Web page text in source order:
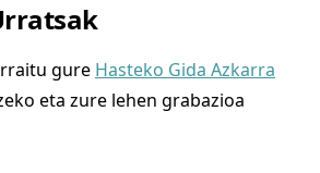
gure Hasteko Gida Azkarra
eta zure lehen grabazioa